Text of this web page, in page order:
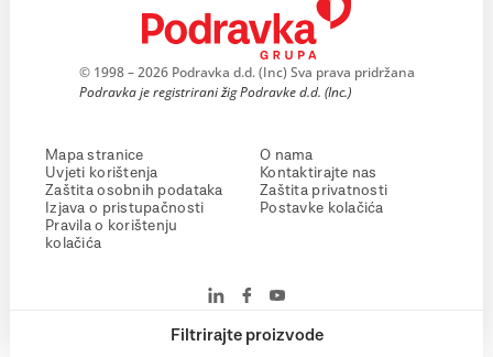
Filtrirajte proizvode
© 1998 – 2026 Podravka d.d. (Inc) Sva prava pridržana
Podravka je registrirani žig Podravke d.d. (Inc.)
Mapa stranice
Uvjeti korištenja
Zaštita osobnih podataka
Izjava o pristupačnosti
Pravila o korištenju
kolačića
O nama
Kontaktirajte nas
Zaštita privatnosti
Postavke kolačića